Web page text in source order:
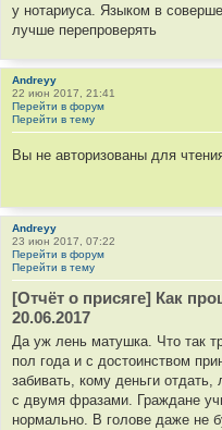
у нотариуса. Языком в
лучше перепроверять
Andreyy
22 июн 2017, 21:41
Перейти в форум
Перейти в тему
Вы не авторизованы для
Andreyy
23 июн 2017, 07:22
Перейти в форум
Перейти в тему
[Отчёт о присяге] Как
20.06.2017
Да уж лень матушка. Что так
пол года и с достоинством
забивать, кому деньги отдать,
с двумя фразами. Граждане
нормально. В голове даже не